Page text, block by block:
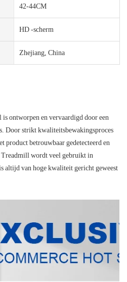
42-44CM
HD -scherm
Zhejiang, China
ontworpen en vervaardigd door een
Door strikt kwaliteitsbewakingsproces
product betrouwbaar gedetecteerd en
wordt veel gebruikt in
altijd van hoge kwaliteit gericht geweest